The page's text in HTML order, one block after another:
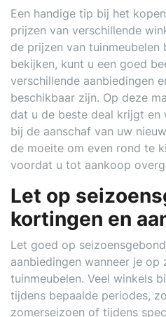
Een handige tip bij het
prijzen van verschillende
de prijzen van
bekijken, kunt u een goed
verschillende aanbiedingen
beschikbaar zijn. Op deze
dat u de beste deal krijgt
bij de aanschaf van uw
de moeite om even rond te
voordat u tot aankoop
Let op
kortingen en
Let goed op
aanbiedingen wanneer je op
tuinmeubelen. Veel winkels
tijdens bepaalde periodes,
zomerseizoen of tijdens